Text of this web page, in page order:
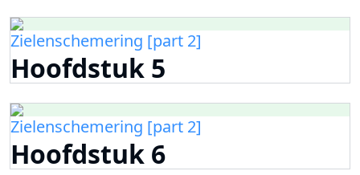
Zielenschemering [part 2]
Hoofdstuk 5
Zielenschemering [part 2]
Hoofdstuk 6